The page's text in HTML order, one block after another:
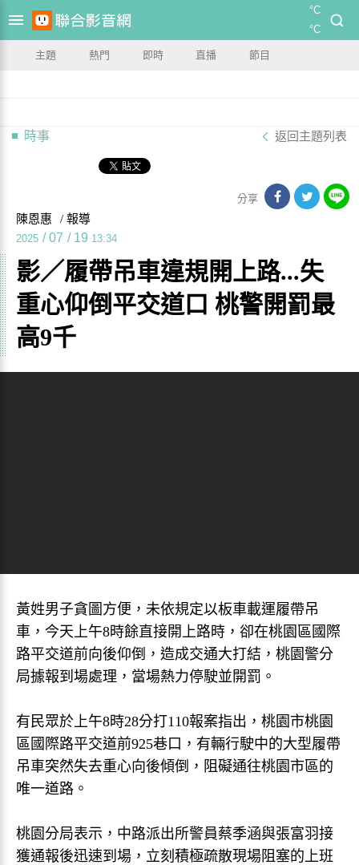
°C
°C
主題 熱門 即時 直播 節目
時事 返回主題列表
分享
陳恩惠 / 報導
2025 / 07 / 19 13:34
影／履帶吊車違規開上路...失
重心仰倒平交道口 桃警開罰最
高9千
黃姓男子貪圖方便，未依規定以板車載運履帶吊
車，今天上午8時餘直接開上路時，卻在桃園區國際
路平交道前向後仰倒，造成交通大打結，桃園警分
局據報到場處理，當場熱力停駛並開罰。
有民眾於上午8時28分打110報案指出，桃園市桃園
區國際路平交道前925巷口，有輛行駛中的大型履帶
吊車突然失去重心向後傾倒，阻礙通往桃園市區的
唯一道路。
桃園分局表示，中路派出所警員蔡季涵與張富羽接
獲通報後迅速到場，立刻積極疏散現場阻塞的上班